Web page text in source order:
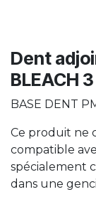
Dent
BLEACH 3
BASE DENT
Ce produit ne
compatible
spécialement
dans une